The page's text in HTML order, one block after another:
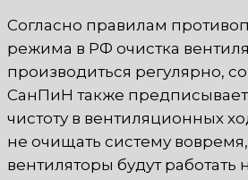
Согласно правилам
режима в РФ очистка
производиться регулярно,
СанПиН также
чистоту в вентиляционных
не очищать систему
вентиляторы будут работать